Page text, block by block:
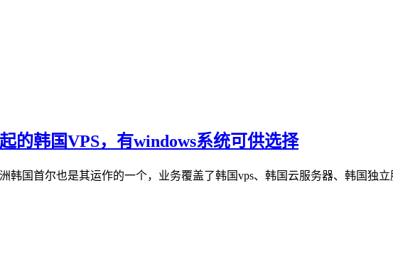
的韩国VPS，有windows系统可供选择
韩国首尔也是其运作的一个，业务覆盖了韩国vps、韩国云服务器、韩国独